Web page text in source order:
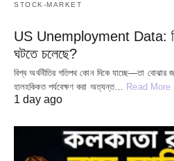
STOCK-MARKET
US Unemployment Data:
ঘটতে চলেছে?
বিশ্ব অর্থনীতির গতিপথ কোন দিকে যাচ্ছে—তা বোঝার
হালহকিকত পর্যবেক্ষণ করা অত্যন্ত… Read More
1 day ago